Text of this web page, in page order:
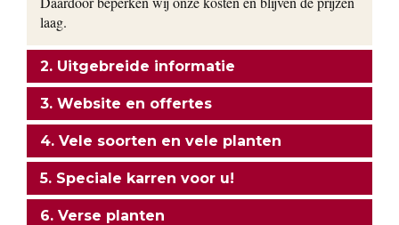
laag.
2. Uitgebreide informatie
3. Website en offertes
4. Vele soorten en vele planten
5. Speciale karren voor u!
6. Verse planten